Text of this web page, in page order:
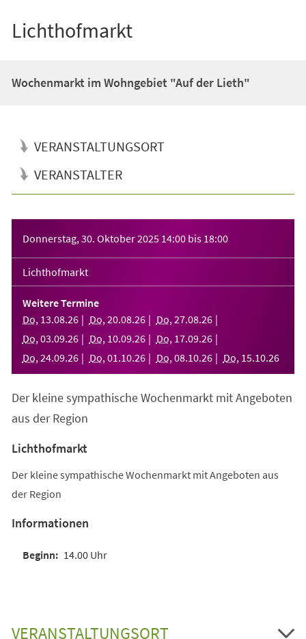
Lichthofmarkt
Wochenmarkt im Wohngebiet "Auf der Lieth"
VERANSTALTUNGSORT
VERANSTALTER
Donnerstag, 30. Oktober 2025 14:00 bis 18:00
Lichthofmarkt
Weitere Termine
Do, 13.08.26 Do, 20.08.26 Do, 27.08.26
Do, 03.09.26 Do, 10.09.26 Do, 17.09.26
Do, 24.09.26 Do, 01 .10.26 Do, 08.10.26 Do, 15.10.26
Der kleine sympathische Wochenmarkt mit Angeboten
aus der Region
Lichthofmarkt
Der kleine sympathische Wochenmarkt mit Angeboten aus
der Region
Informationen
14.00 Uhr
VERANSTALTUNGSORT